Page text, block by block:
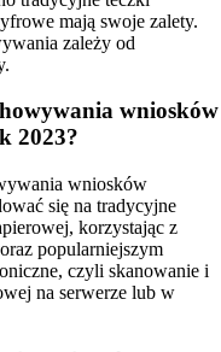
mają swoje zalety.
zależy od
wniosków
2023?
wniosków
się na tradycyjne
korzystając z
popularniejszym
czyli skanowanie i
na serwerze lub w